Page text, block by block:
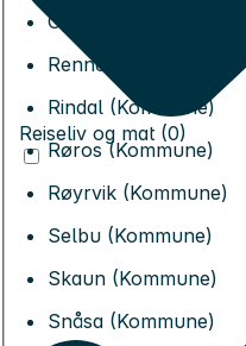
Overhalla (Kommune)
Rennebu (Kommune)
Rindal (Kommune)
Røros (Kommune)
Røyrvik (Kommune)
Selbu (Kommune)
Skaun (Kommune)
Snåsa (Kommune)
Reiseliv og mat (0)